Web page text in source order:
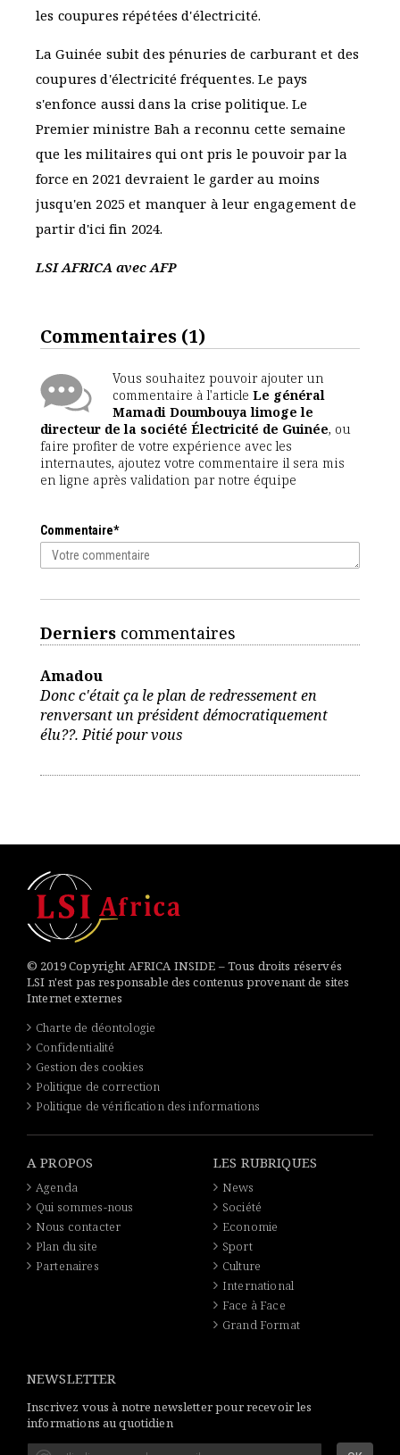
les coupures répétées d'électricité.
La Guinée subit des pénuries de carburant et des
coupures d'électricité fréquentes. Le pays
s'enfonce aussi dans la crise politique. Le
Premier ministre Bah a reconnu cette semaine
que les militaires qui ont pris le pouvoir par la
force en 2021 devraient le garder au moins
jusqu'en 2025 et manquer à leur engagement de
partir d'ici fin 2024.
LSI AFRICA avec AFP
Commentaires (1)
Vous souhaitez pouvoir ajouter un
commentaire à l'article Le général
Mamadi Doumbouya limoge le
directeur de la société Électricité de Guinée, ou
faire profiter de votre expérience avec les
internautes, ajoutez votre commentaire il sera mis
en ligne après validation par notre équipe
Commentaire*
Derniers commentaires
Amadou
Donc c'était ça le plan de redressement en
renversant un président démocratiquement
élu??. Pitié pour vous
© 2019 Copyright AFRICA INSIDE – Tous droits réservés
LSI n'est pas responsable des contenus provenant de sites
Internet externes
Charte de déontologie
Confidentialité
Gestion des cookies
Politique de correction
Politique de vérification des informations
A PROPOS
Agenda
Qui sommes-nous
Nous contacter
Plan du site
Partenaires
LES RUBRIQUES
News
Société
Economie
Sport
Culture
International
Face à Face
Grand Format
NEWSLETTER
Inscrivez vous à notre newsletter pour recevoir les
informations au quotidien